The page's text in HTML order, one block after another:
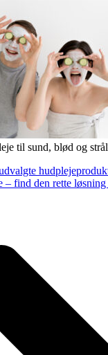
til sund, blød og
– find den rette